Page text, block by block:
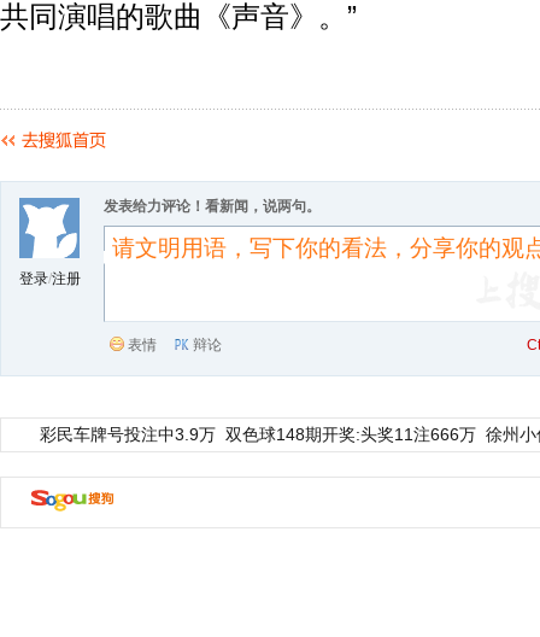
共同演唱的歌曲《声音》。”
登录/注册
发表给力评论！看新闻，说两句。
表情 辩论
彩民车牌号投注中3.9万 双色球148期开奖:头奖11注666万 徐州